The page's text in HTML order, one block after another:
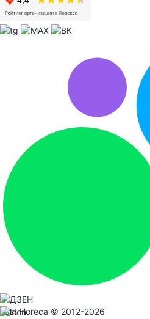
Fast Horeca © 2012-2026